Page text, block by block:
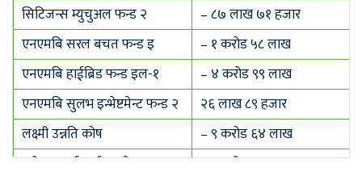
सिटिजन्स म्युचुअल फन्ड २
– ८७ लाख ७१ हजार
एनएमबि सरल बचत फन्ड इ
– १ करोड ५८ लाख
एनएमबि हाईब्रिड फन्ड इल-१
– ४ करोड ९९ लाख
एनएमबि सुलभ इन्भेष्टमेन्ट फन्ड २
२६ लाख ८९ हजार
लक्ष्मी उन्नति कोष
– ९ करोड ६४ लाख
ग्लोबल आईएमई ब्यालेन्स्ड फन्ड १
– १ करोड ३१ लाख